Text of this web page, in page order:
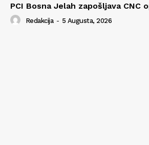
PCI Bosna Jelah zapošljava CNC
Redakcija - 5 Augusta, 2026